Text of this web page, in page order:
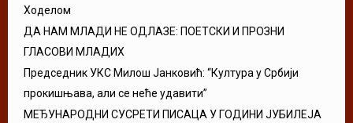
Ходелом
ДА НАМ МЛАДИ НЕ ОДЛАЗЕ: ПОЕТСКИ И ПРОЗНИ
ГЛАСОВИ МЛАДИХ
Председник УКС Милош Јанковић: “Култура у Србији
прокишњава, али се неће удавити”
МЕЂУНАРОДНИ СУСРЕТИ ПИСАЦА У ГОДИНИ ЈУБИЛЕЈА